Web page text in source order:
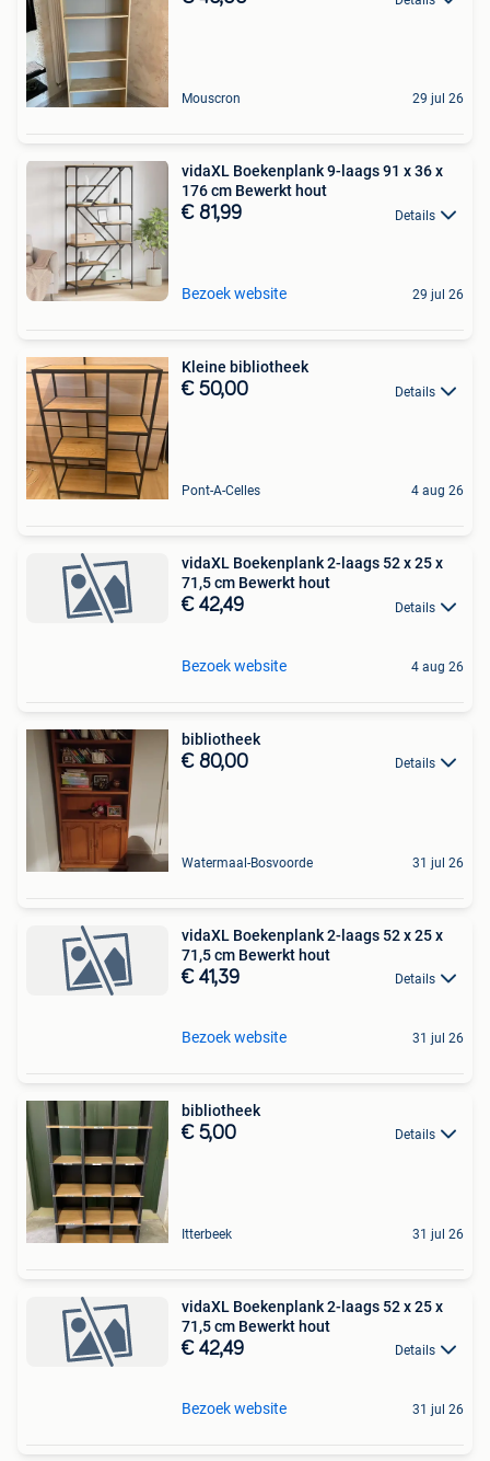
Mouscron 29 jul 26
vidaXL Boekenplank 9-laags 91 x 36 x
176 cm Bewerkt hout
€ 81,99 Details
Bezoek website 29 jul 26
Kleine bibliotheek
€ 50,00 Details
Pont-A-Celles 4 aug 26
vidaXL Boekenplank 2-laags 52 x 25 x
71,5 cm Bewerkt hout
€ 42,49 Details
Bezoek website 4 aug 26
bibliotheek
€ 80,00 Details
Watermaal-Bosvoorde 31 jul 26
vidaXL Boekenplank 2-laags 52 x 25 x
71,5 cm Bewerkt hout
€ 41,39 Details
Bezoek website 31 jul 26
bibliotheek
€ 5,00 Details
Itterbeek 31 jul 26
vidaXL Boekenplank 2-laags 52 x 25 x
71,5 cm Bewerkt hout
€ 42,49 Details
Bezoek website 31 jul 26